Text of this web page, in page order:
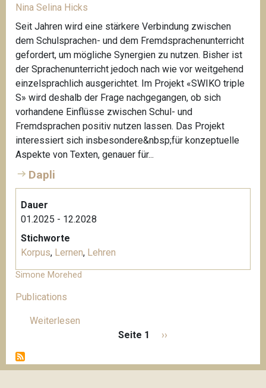
Nina Selina Hicks
Seit Jahren wird eine stärkere Verbindung zwischen
dem Schulsprachen- und dem Fremdsprachenunterricht
gefordert, um mögliche Synergien zu nutzen. Bisher ist
der Sprachenunterricht jedoch nach wie vor weitgehend
einzelsprachlich ausgerichtet. Im Projekt «SWIKO triple
S» wird deshalb der Frage nachgegangen, ob sich
vorhandene Einflüsse zwischen Schul- und
Fremdsprachen positiv nutzen lassen. Das Projekt
interessiert sich insbesondere&nbsp;für konzeptuelle
Aspekte von Texten, genauer für...
Dapli
Dauer
01.2025 - 12.2028
Stichworte
Korpus, Lernen, Lehren
Simone Morehed
Publications
Weiterlesen
r
i
t
Seite 1
N
c
››